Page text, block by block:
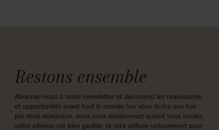
Restons ensemble
Abonnez-vous à notre newsletter et découvrez les nouveautés
et opportunités avant tout le monde (on vous écrira une fois
par mois maximum, vous vous désabonnez quand vous voulez,
votre adresse est bien gardée, et sera utilisée uniquement pour